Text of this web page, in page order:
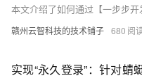
赣州云智科技的技术铺子 680